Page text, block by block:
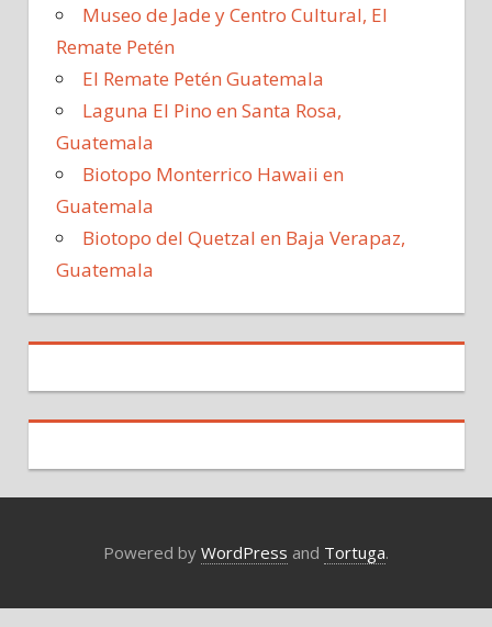
Museo de Jade y Centro Cultural, El
Remate Petén
El Remate Petén Guatemala
Laguna El Pino en Santa Rosa,
Guatemala
Biotopo Monterrico Hawaii en
Guatemala
Biotopo del Quetzal en Baja Verapaz,
Guatemala
Powered by WordPress and Tortuga.